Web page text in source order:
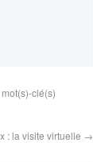
clé(s)
: la visite virtuelle →